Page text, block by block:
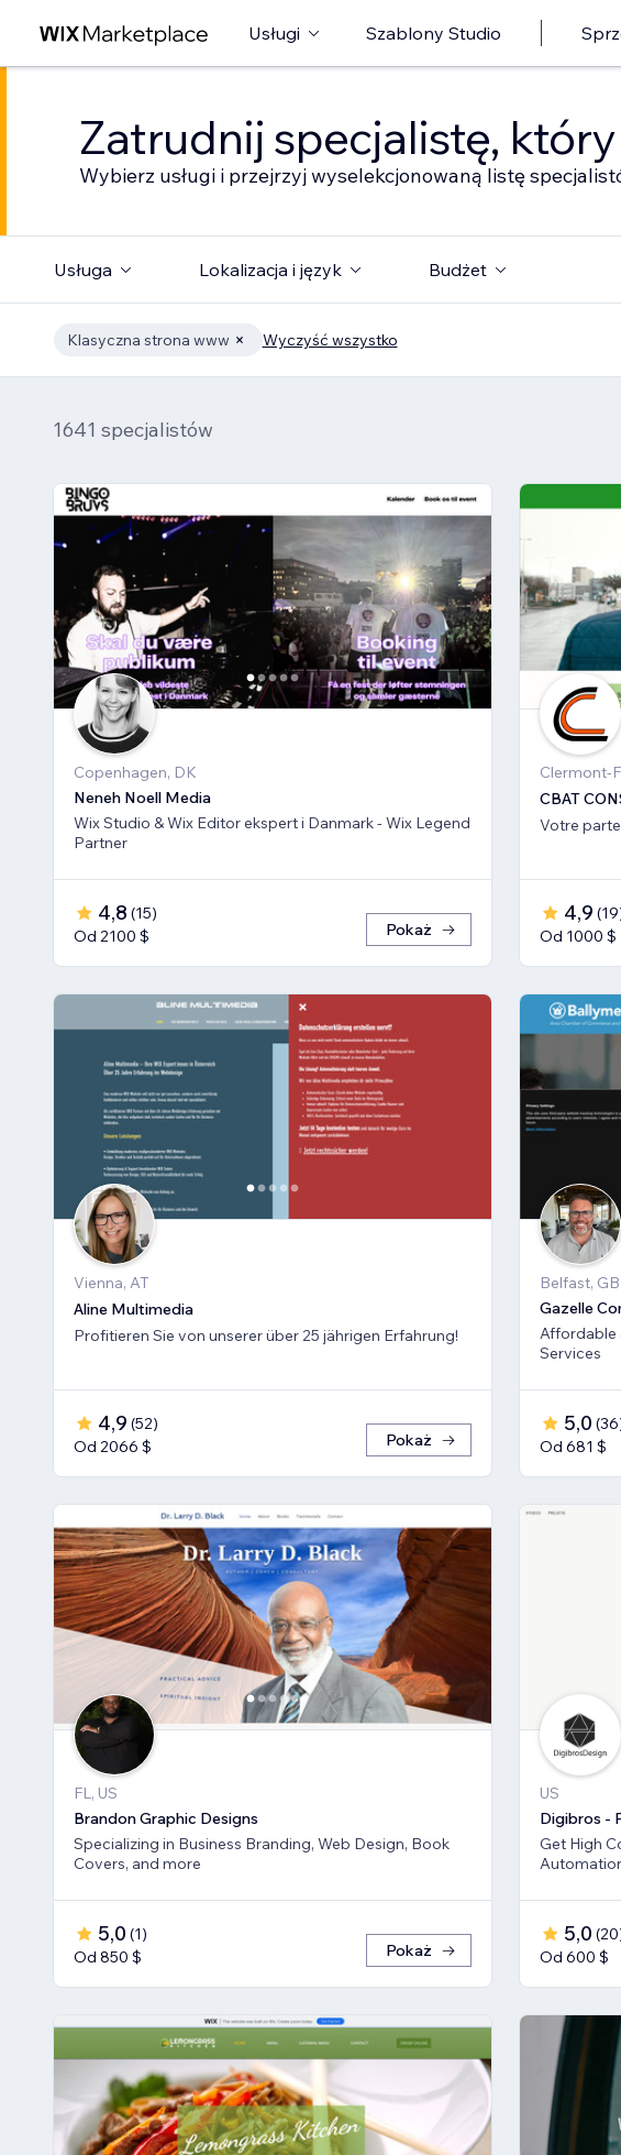
Usługi Szablony Studio
Zatrudnij specjalistę,
Wybierz usługi i przejrzyj wyselekcjonowaną listę
Usługa Lokalizacja i język Budżet
Klasyczna strona www Wyczyść wszystko
1641 specjalistów
Copenhagen, DK
Neneh Noell Media
Wix Studio & Wix Editor ekspert i Danmark - Wix Legend
Partner
4,8 (15)
Od 2100 $
Pokaż
Clermont-
CBAT
Votre
4,9 (19
Od 1000 $
Vienna, AT
Aline Multimedia
Profitieren Sie von unserer über 25 jährigen Erfahrung!
4,9 (52)
Od 2066 $
Pokaż
Belfast, GB
Gazelle
Affordable
Services
5,0 (36
Od 681 $
FL, US
Brandon Graphic Designs
Specializing in Business Branding, Web Design, Book
Covers, and more
5,0 (1)
Od 850 $
Pokaż
US
Digibros -
Get High
5,0 (20
Od 600 $